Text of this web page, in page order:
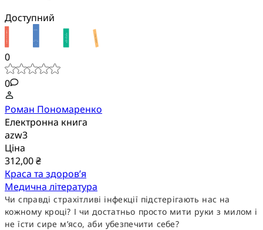
Доступний
0
0
Роман Пономаренко
Електронна книга
azw3
Ціна
312,00 ₴
Краса та здоров’я
Медична література
Чи справді страхітливі інфекції підстерігають нас на
кожному кроці? І чи достатньо просто мити руки з милом і
не їсти сире м’ясо, аби убезпечити себе?